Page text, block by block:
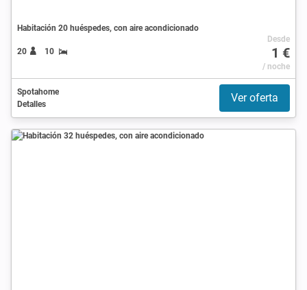
Habitación 20 huéspedes, con aire acondicionado
20 10
Desde
1 €
/ noche
Spotahome
Detalles
Ver oferta